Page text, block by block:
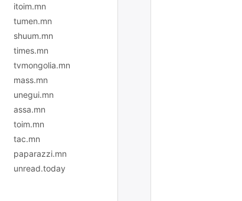
itoim.mn
tumen.mn
shuum.mn
times.mn
tvmongolia.mn
mass.mn
unegui.mn
assa.mn
toim.mn
tac.mn
paparazzi.mn
unread.today